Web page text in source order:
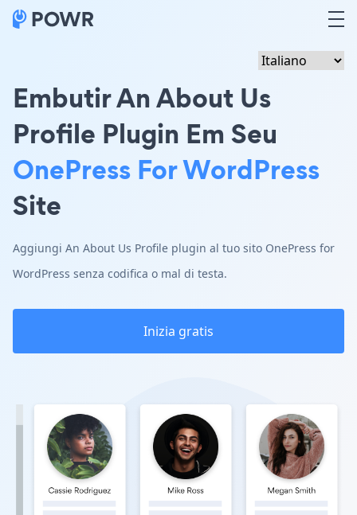
Embutir An About Us
Profile Plugin Em Seu
OnePress For WordPress
Site
Aggiungi An About Us Profile plugin al tuo sito OnePress for
WordPress senza codifica o mal di testa.
Inizia gratis